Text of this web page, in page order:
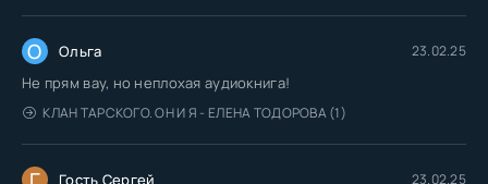
О Ольга 23.02.25
Не прям вау, но неплохая аудиокнига!
КЛАН ТАРСКОГО. ОН И Я - ЕЛЕНА ТОДОРОВА (1)
Гость Сергей 23.02.25